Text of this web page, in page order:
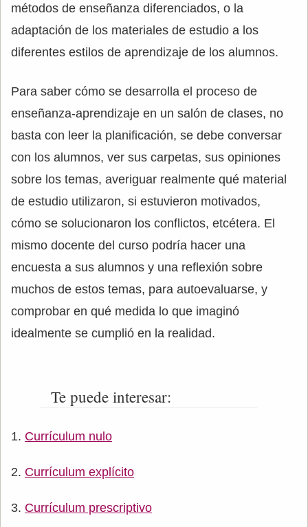
métodos de enseñanza diferenciados, o la
adaptación de los materiales de estudio a los
diferentes estilos de aprendizaje de los alumnos.
Para saber cómo se desarrolla el proceso de
enseñanza-aprendizaje en un salón de clases, no
basta con leer la planificación, se debe conversar
con los alumnos, ver sus carpetas, sus opiniones
sobre los temas, averiguar realmente qué material
de estudio utilizaron, si estuvieron motivados,
cómo se solucionaron los conflictos, etcétera. El
mismo docente del curso podría hacer una
encuesta a sus alumnos y una reflexión sobre
muchos de estos temas, para autoevaluarse, y
comprobar en qué medida lo que imaginó
idealmente se cumplió en la realidad.
Te puede interesar:
Currículum nulo
Currículum explícito
Currículum prescriptivo